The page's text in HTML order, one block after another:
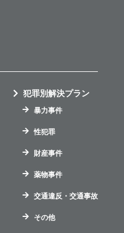
犯罪別解決プラン
暴力事件
性犯罪
財産事件
薬物事件
交通違反・交通事故
その他